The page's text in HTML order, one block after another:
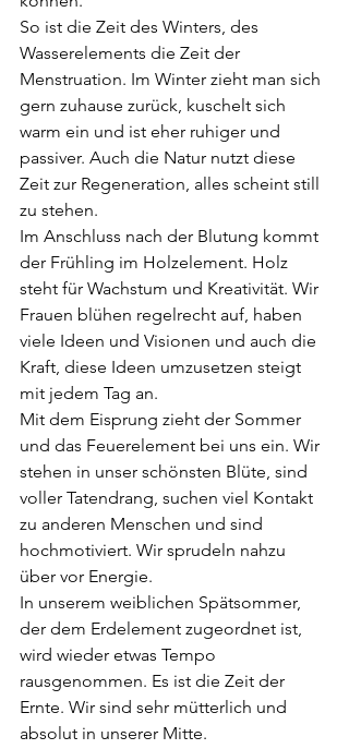
So ist die Zeit des Winters, des
Wasserelements die Zeit der
Menstruation. Im Winter zieht man sich
gern zuhause zurück, kuschelt sich
warm ein und ist eher ruhiger und
passiver. Auch die Natur nutzt diese
Zeit zur Regeneration, alles scheint still
zu stehen.
Im Anschluss nach der Blutung kommt
der Frühling im Holzelement. Holz
steht für Wachstum und Kreativität. Wir
Frauen blühen regelrecht auf, haben
viele Ideen und Visionen und auch die
Kraft, diese Ideen umzusetzen steigt
mit jedem Tag an.
Mit dem Eisprung zieht der Sommer
und das Feuerelement bei uns ein. Wir
stehen in unser schönsten Blüte, sind
voller Tatendrang, suchen viel Kontakt
zu anderen Menschen und sind
hochmotiviert. Wir sprudeln nahzu
über vor Energie.
In unserem weiblichen Spätsommer,
der dem Erdelement zugeordnet ist,
wird wieder etwas Tempo
rausgenommen. Es ist die Zeit der
Ernte. Wir sind sehr mütterlich und
absolut in unserer Mitte.